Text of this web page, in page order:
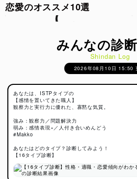
恋愛のオススメ10選
みんなの診
Shindan Log
2026年08月10日 15:50
あなたは、ISTPタイプの
【感情を置いてきた職人】
観察力と実行力に優れた、寡黙な気質。
強み：観察力／問題解決力
弱み：感情表現×／人付き合いめんどう
#Makko
あなたはどのタイプ？診断してみよう！
【16タイプ診断】